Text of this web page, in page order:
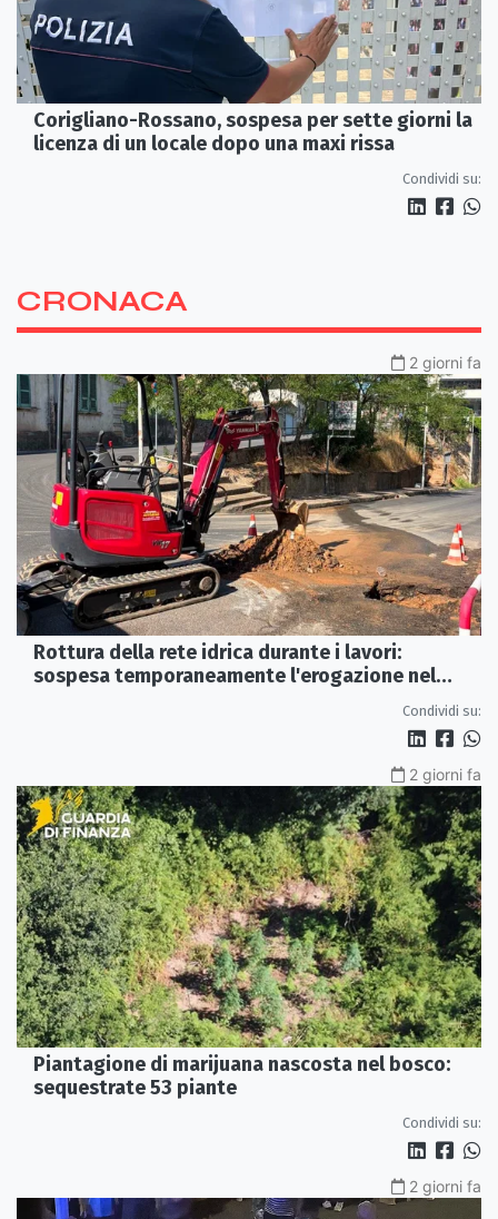
Corigliano-Rossano, sospesa per sette giorni la
licenza di un locale dopo una maxi rissa
Condividi su:
CRONACA
2 giorni fa
Rottura della rete idrica durante i lavori:
sospesa temporaneamente l'erogazione nel
Condividi su:
2 giorni fa
Piantagione di marijuana nascosta nel bosco:
sequestrate 53 piante
Condividi su:
2 giorni fa